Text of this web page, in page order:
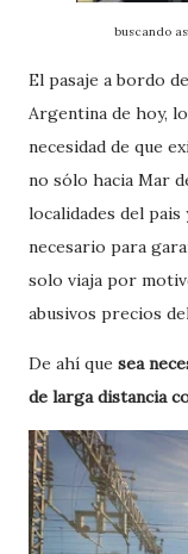
buscando
El pasaje a bordo
Argentina de hoy,
necesidad de que
no sólo hacia Mar
localidades del
necesario para
solo viaja por
abusivos precios
De ahí que sea
de larga distancia